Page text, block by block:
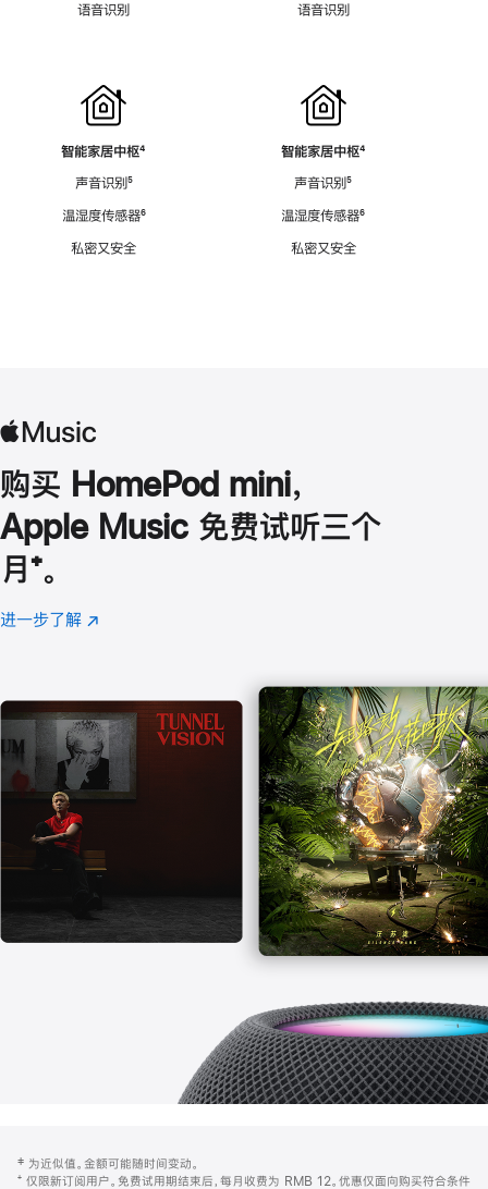
语音识别
智能家居中枢脚
⁴
声音识别脚
⁵
温湿度传感器脚
⁶
私密又安全
语音识别
智能家居中枢脚
⁴
声音识别脚
⁵
温湿度传感器脚
⁶
私密又安全
购买 HomePod mini，
Apple Music 免费试听三个
月 脚
注
⁺。
进一步了解 Apple
(在
口
中
打
开)
页
注
‡ 为近似值。金额可能随时间变动。
⁺ 仅限新订阅用户。免费试用期结束后，每月收费为 RMB 12。优惠仅面向购买符合条件